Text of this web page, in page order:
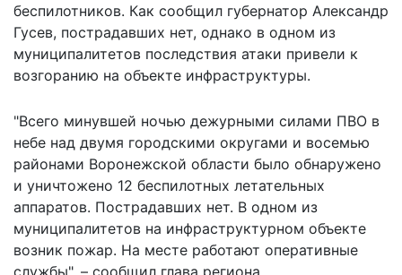
беспилотников. Как сообщил губернатор Александр
Гусев, пострадавших нет, однако в одном из
муниципалитетов последствия атаки привели к
возгоранию на объекте инфраструктуры.
"Всего минувшей ночью дежурными силами ПВО в
небе над двумя городскими округами и восемью
районами Воронежской области было обнаружено
и уничтожено 12 беспилотных летательных
аппаратов. Пострадавших нет. В одном из
муниципалитетов на инфраструктурном объекте
возник пожар. На месте работают оперативные
службы", – сообщил глава региона.